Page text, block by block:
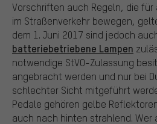
Vorschriften auch Regeln, die für
im Straßenverkehr bewegen,
dem 1. Juni 2017 sind jedoch
batteriebetriebene Lampen
notwendige StVO-Zulassung
angebracht werden und nur bei
schlechter Sicht mitgeführt
Pedale gehören gelbe
auch nach hinten strahlend.